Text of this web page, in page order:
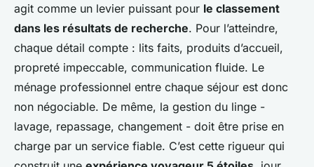
agit comme un levier puissant pour le classement
dans les résultats de recherche. Pour l’atteindre,
chaque détail compte : lits faits, produits d’accueil,
propreté impeccable, communication fluide. Le
ménage professionnel entre chaque séjour est donc
non négociable. De même, la gestion du linge -
lavage, repassage, changement - doit être prise en
charge par un service fiable. C’est cette rigueur qui